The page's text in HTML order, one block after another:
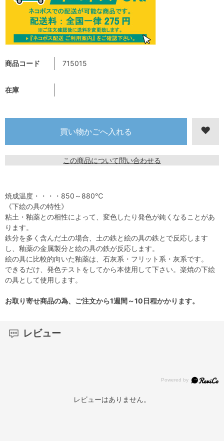
商品コード 715015
在庫
この商品について問い合わせる
焼成温度・・・・850～880℃
《下絵の具の特性》
粘土・釉薬との相性によって、変色したり発色が鈍くなることがあ
ります。
鉄分を多く含んだ土の場合、土の鉄と絵の具の鉄とで反応します
し、釉薬の金属製分と絵の具の鉄が反応します。
絵の具に比較的向いた釉薬は、石灰系・フリット系・灰系です。
できるだけ、発色テストをしてから本使用して下さい。楽焼の下絵
の具として使用します。
お取り寄せ商品の為、ご注文から1週間～10日程かかります。
レビュー
レビューはありません。